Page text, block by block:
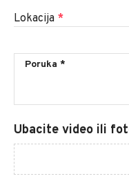
Lokacija *
Ubacite video ili